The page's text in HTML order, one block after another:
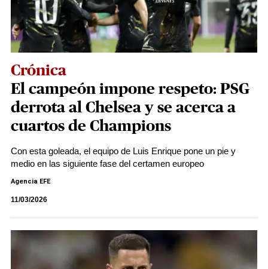
Crónica
El campeón impone respeto: PSG
derrota al Chelsea y se acerca a
cuartos de Champions
Con esta goleada, el equipo de Luis Enrique pone un pie y
medio en las siguiente fase del certamen europeo
Agencia EFE
11/03/2026